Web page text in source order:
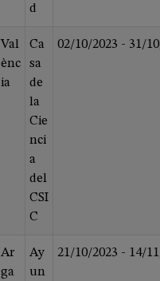
d
Val
ènc
ia
Ca
sa
de
la
Cie
nci
a
del
CSI
C
02/10/2023 - 31/
Ar
ga
Ay
un
21/10/2023 - 14/